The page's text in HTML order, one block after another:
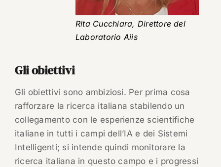
Rita Cucchiara, Direttore del
Laboratorio Aiis
Gli obiettivi
Gli obiettivi sono ambiziosi. Per prima cosa
rafforzare la ricerca italiana stabilendo un
collegamento con le esperienze scientifiche
italiane in tutti i campi dell’IA e dei Sistemi
Intelligenti; si intende quindi monitorare la
ricerca italiana in questo campo e i progressi